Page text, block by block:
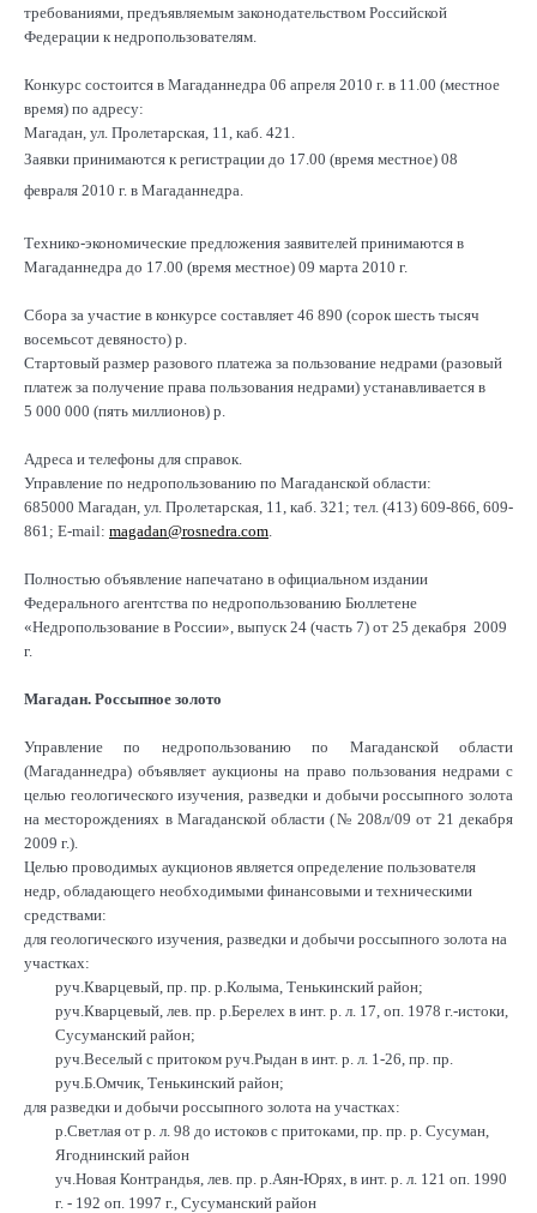
требованиями, предъявляемым законодательством Российской
Федерации к недропользователям.
Конкурс состоится в Магаданнедра 06 апреля 2010 г. в 11.00 (местное
время) по адресу:
Магадан, ул. Пролетарская, 11, каб. 421.
Заявки принимаются к регистрации до 17.00 (время местное) 08
февраля 2010 г. в Магаданнедра.
Технико-экономические предложения заявителей принимаются в
Магаданнедра до 17.00 (время местное) 09 марта 2010 г.
Сбора за участие в конкурсе составляет 46 890 (сорок шесть тысяч
восемьсот девяносто) р.
Стартовый размер разового платежа за пользование недрами (разовый
платеж за получение права пользования недрами) устанавливается в
5 000 000 (пять миллионов) р.
Адреса и телефоны для справок.
Управление по недропользованию по Магаданской области:
685000 Магадан, ул. Пролетарская, 11, каб. 321; тел. (413) 609-866, 609-
861; E-mail: magadan@rosnedra.com
Полностью объявление напечатано в официальном издании
Федерального агентства по недропользованию Бюллетене
«Недропользование в России», выпуск 24 (часть 7) от 25 декабря 2009
г.
Магадан. Россыпное золото
Управление по недропользованию по Магаданской области
(Магаданнедра) объявляет аукционы на право пользования недрами с
целью геологического изучения, разведки и добычи россыпного золота
на месторождениях в Магаданской области (№ 208л/09 от 21 декабря
2009 г.).
Целью проводимых аукционов является определение пользователя
недр, обладающего необходимыми финансовыми и техническими
средствами:
для геологического изучения, разведки и добычи россыпного золота на
участках:
руч.Кварцевый, пр. пр. р.Колыма, Тенькинский район;
руч.Кварцевый, лев. пр. р.Берелех в инт. р. л. 17, оп. 1978 г.-истоки,
Сусуманский район;
руч.Веселый с притоком руч.Рыдан в инт. р. л. 1-26, пр. пр.
руч.Б.Омчик, Тенькинский район;
для разведки и добычи россыпного золота на участках:
р.Светлая от р. л. 98 до истоков с притоками, пр. пр. р. Сусуман,
Ягоднинский район
уч.Новая Контрандья, лев. пр. р.Аян-Юрях, в инт. р. л. 121 оп. 1990
г. - 192 оп. 1997 г., Сусуманский район